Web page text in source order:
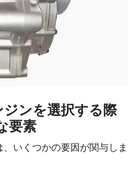
ンを選択する際
要素
いくつかの要因が関与しま